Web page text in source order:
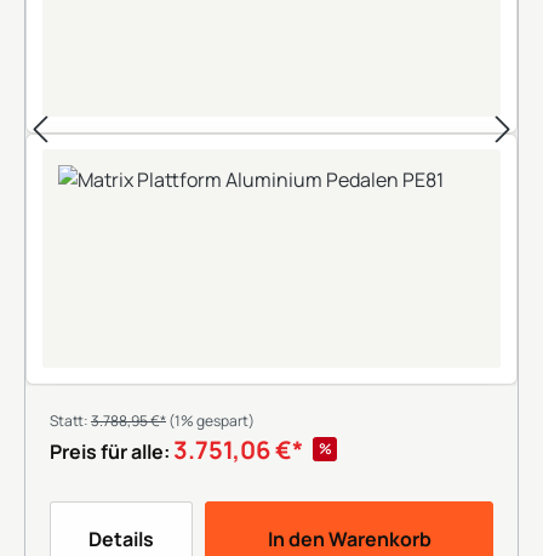
Statt:3.788,95 €*(1% gespart)
Preis für alle: 3.751,06 €* %
Details In den Warenkorb